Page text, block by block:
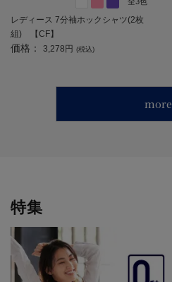
レディース 7分袖ホックシャツ(2枚
組) 【CF】
価格： 3,278円 (税込)
more
特集